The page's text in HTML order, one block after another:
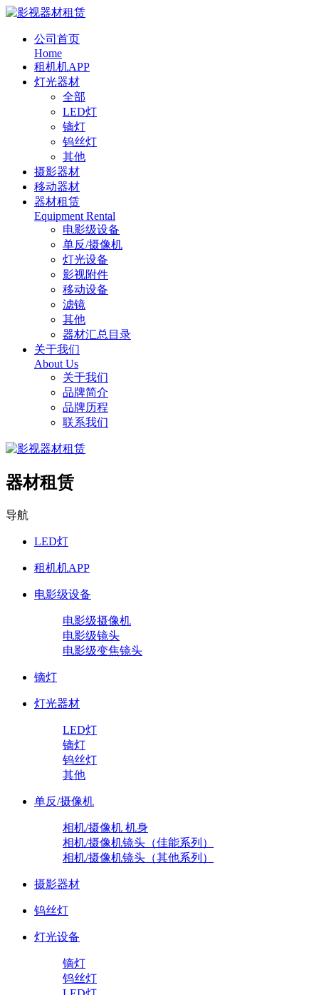
公司首页
Home
租机机APP
灯光器材
全部
LED灯
镝灯
钨丝灯
其他
摄影器材
移动器材
器材租赁
Equipment Rental
电影级设备
单反/摄像机
灯光设备
影视附件
移动设备
滤镜
其他
器材汇总目录
关于我们
About Us
关于我们
品牌简介
品牌历程
联系我们
器材租赁
导航
LED灯
租机机APP
电影级设备
电影级摄像机
电影级镜头
电影级变焦镜头
镝灯
灯光器材
LED灯
镝灯
钨丝灯
其他
单反/摄像机
相机/摄像机 机身
相机/摄像机镜头（佳能系列）
相机/摄像机镜头（其他系列）
摄影器材
钨丝灯
灯光设备
镝灯
钨丝灯